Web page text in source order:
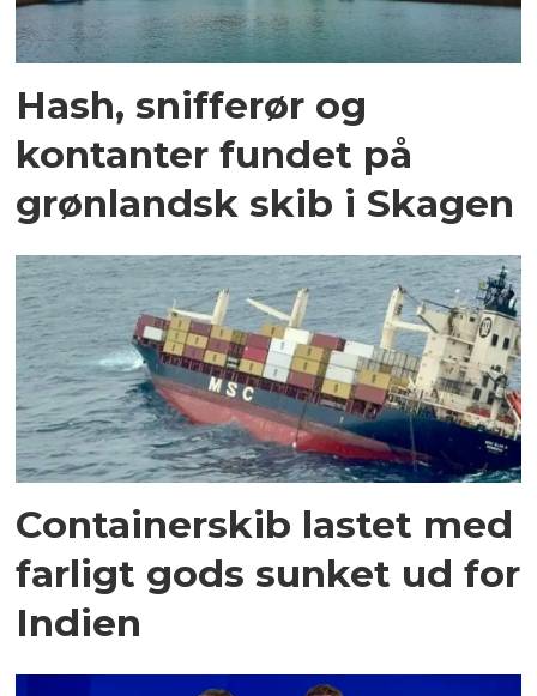
Hash, snifferør og
kontanter fundet på
grønlandsk skib i Skagen
Containerskib lastet med
farligt gods sunket ud for
Indien